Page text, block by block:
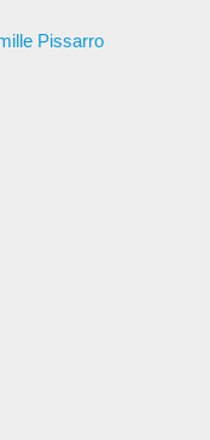
Pissarro